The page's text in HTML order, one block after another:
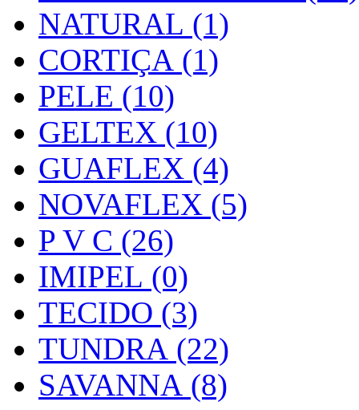
NATURAL (1)
CORTIÇA (1)
PELE (10)
GELTEX (10)
GUAFLEX (4)
NOVAFLEX (5)
P V C (26)
IMIPEL (0)
TECIDO (3)
TUNDRA (22)
SAVANNA (8)